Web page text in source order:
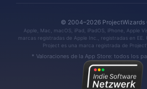
© 2004–2026 ProjectWizards
Apple, Mac, macOS, iPad, iPadOS, iPhone, Apple
marcas registradas de Apple Inc., registradas en EE.
Project es una marca registrada de
* Valoraciones de la App Store: todos los